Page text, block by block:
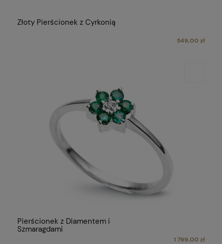
Złoty Pierścionek z Cyrkonią
549,00 zł
Pierścionek z Diamentem i
Szmaragdami
1 799,00 zł